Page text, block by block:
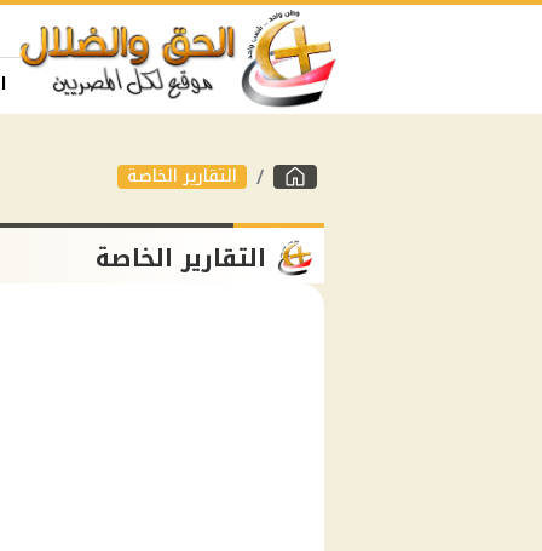
التقارير الخاصة
التقارير الخاصة